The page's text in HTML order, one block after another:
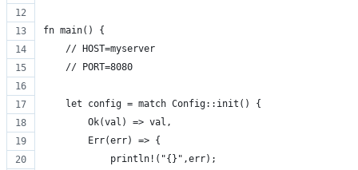
fn main() {
    // HOST=myserver
    // PORT=8080
    let config = match Config::init() {
        Ok(val) => val,
        Err(err) => {
            println!("{}",err);